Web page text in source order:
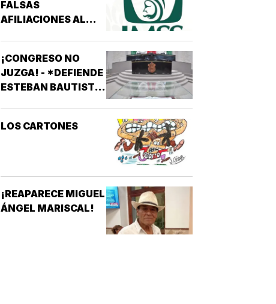
FALSAS
AFILIACIONES AL
SOCIALES
¡CONGRESO NO
JUZGA! - *DEFIENDE
ESTEBAN BAUTISTA
LOS CARTONES
¡REAPARECE MIGUEL
ÁNGEL MARISCAL!